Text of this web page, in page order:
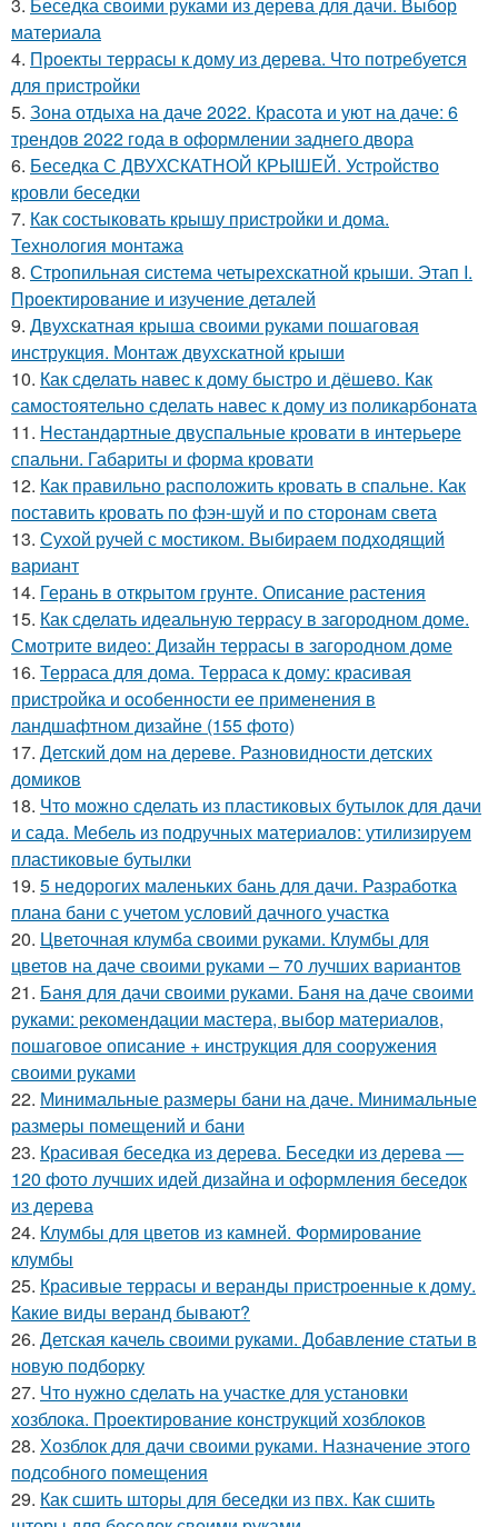
3. Беседка своими руками из дерева для дачи. Выбор
материала
4. Проекты террасы к дому из дерева. Что потребуется
для пристройки
5. Зона отдыха на даче 2022. Красота и уют на даче: 6
трендов 2022 года в оформлении заднего двора
6. Беседка С ДВУХСКАТНОЙ КРЫШЕЙ. Устройство
кровли беседки
7. Как состыковать крышу пристройки и дома.
Технология монтажа
8. Стропильная система четырехскатной крыши. Этап I.
Проектирование и изучение деталей
9. Двухскатная крыша своими руками пошаговая
инструкция. Монтаж двухскатной крыши
10. Как сделать навес к дому быстро и дёшево. Как
самостоятельно сделать навес к дому из поликарбоната
11. Нестандартные двуспальные кровати в интерьере
спальни. Габариты и форма кровати
12. Как правильно расположить кровать в спальне. Как
поставить кровать по фэн-шуй и по сторонам света
13. Сухой ручей с мостиком. Выбираем подходящий
вариант
14. Герань в открытом грунте. Описание растения
15. Как сделать идеальную террасу в загородном доме.
Смотрите видео: Дизайн террасы в загородном доме
16. Терраса для дома. Терраса к дому: красивая
пристройка и особенности ее применения в
ландшафтном дизайне (155 фото)
17. Детский дом на дереве. Разновидности детских
домиков
18. Что можно сделать из пластиковых бутылок для дачи
и сада. Мебель из подручных материалов: утилизируем
пластиковые бутылки
19. 5 недорогих маленьких бань для дачи. Разработка
плана бани с учетом условий дачного участка
20. Цветочная клумба своими руками. Клумбы для
цветов на даче своими руками – 70 лучших вариантов
21. Баня для дачи своими руками. Баня на даче своими
руками: рекомендации мастера, выбор материалов,
пошаговое описание + инструкция для сооружения
своими руками
22. Минимальные размеры бани на даче. Минимальные
размеры помещений и бани
23. Красивая беседка из дерева. Беседки из дерева —
120 фото лучших идей дизайна и оформления беседок
из дерева
24. Клумбы для цветов из камней. Формирование
клумбы
25. Красивые террасы и веранды пристроенные к дому.
Какие виды веранд бывают?
26. Детская качель своими руками. Добавление статьи в
новую подборку
27. Что нужно сделать на участке для установки
хозблока. Проектирование конструкций хозблоков
28. Хозблок для дачи своими руками. Назначение этого
подсобного помещения
29. Как сшить шторы для беседки из пвх. Как сшить